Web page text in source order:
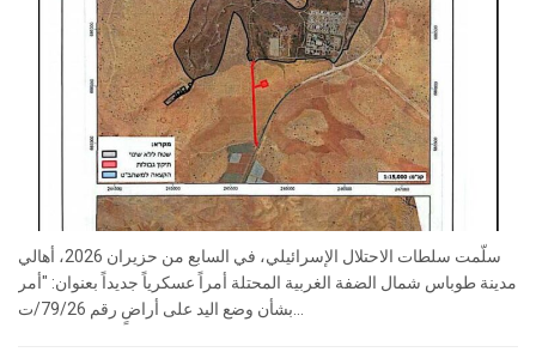
سلّمت سلطات الاحتلال الإسرائيلي، في السابع من حزيران 2026، أهالي
مدينة طوباس شمال الضفة الغربية المحتلة أمراً عسكرياً جديداً بعنوان: "أمر